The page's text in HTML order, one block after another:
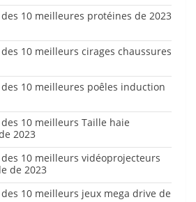
10 meilleures protéines de 2023
10 meilleurs cirages chaussures
10 meilleures poêles induction
10 meilleurs Taille haie
2023
10 meilleurs vidéoprojecteurs
de 2023
10 meilleurs jeux mega drive de